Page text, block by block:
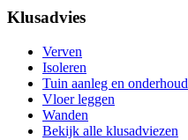
Klusadvies
Verven
Isoleren
Tuin aanleg en onderhoud
Vloer leggen
Wanden
Bekijk alle klusadviezen